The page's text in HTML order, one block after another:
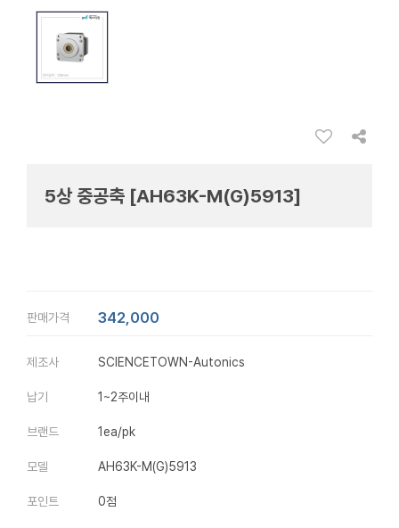
5상 중공축 [AH63K-M(G)5913]
판매가격 342,000
제조사 SCIENCETOWN-Autonics
납기 1~2주이내
브랜드 1ea/pk
모델 AH63K-M(G)5913
포인트 0점